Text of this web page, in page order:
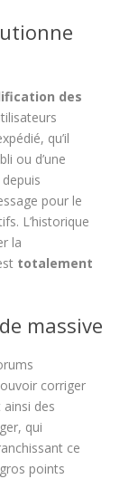
des
qu’il
ou d’une
pour le
L’historique
la
totalement
massive
corriger
des
qui
ce
points